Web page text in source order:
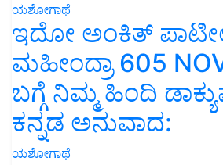
ಯಶೋಗಾಥೆ
ಇದೋ ಅಂಕಿತ್
ಮಹೀಂದ್ರಾ 605
ಬಗ್ಗೆ ನಿಮ್ಮ ಹಿಂದಿ
ಕನ್ನಡ ಅನುವಾದ:
ಯಶೋಗಾಥೆ